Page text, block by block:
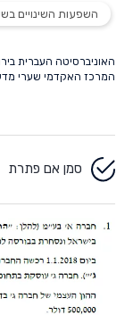
השפעות השינויים
האוניברסיטה העברית
המרכז האקדמי שערי
סמן אם פתרת